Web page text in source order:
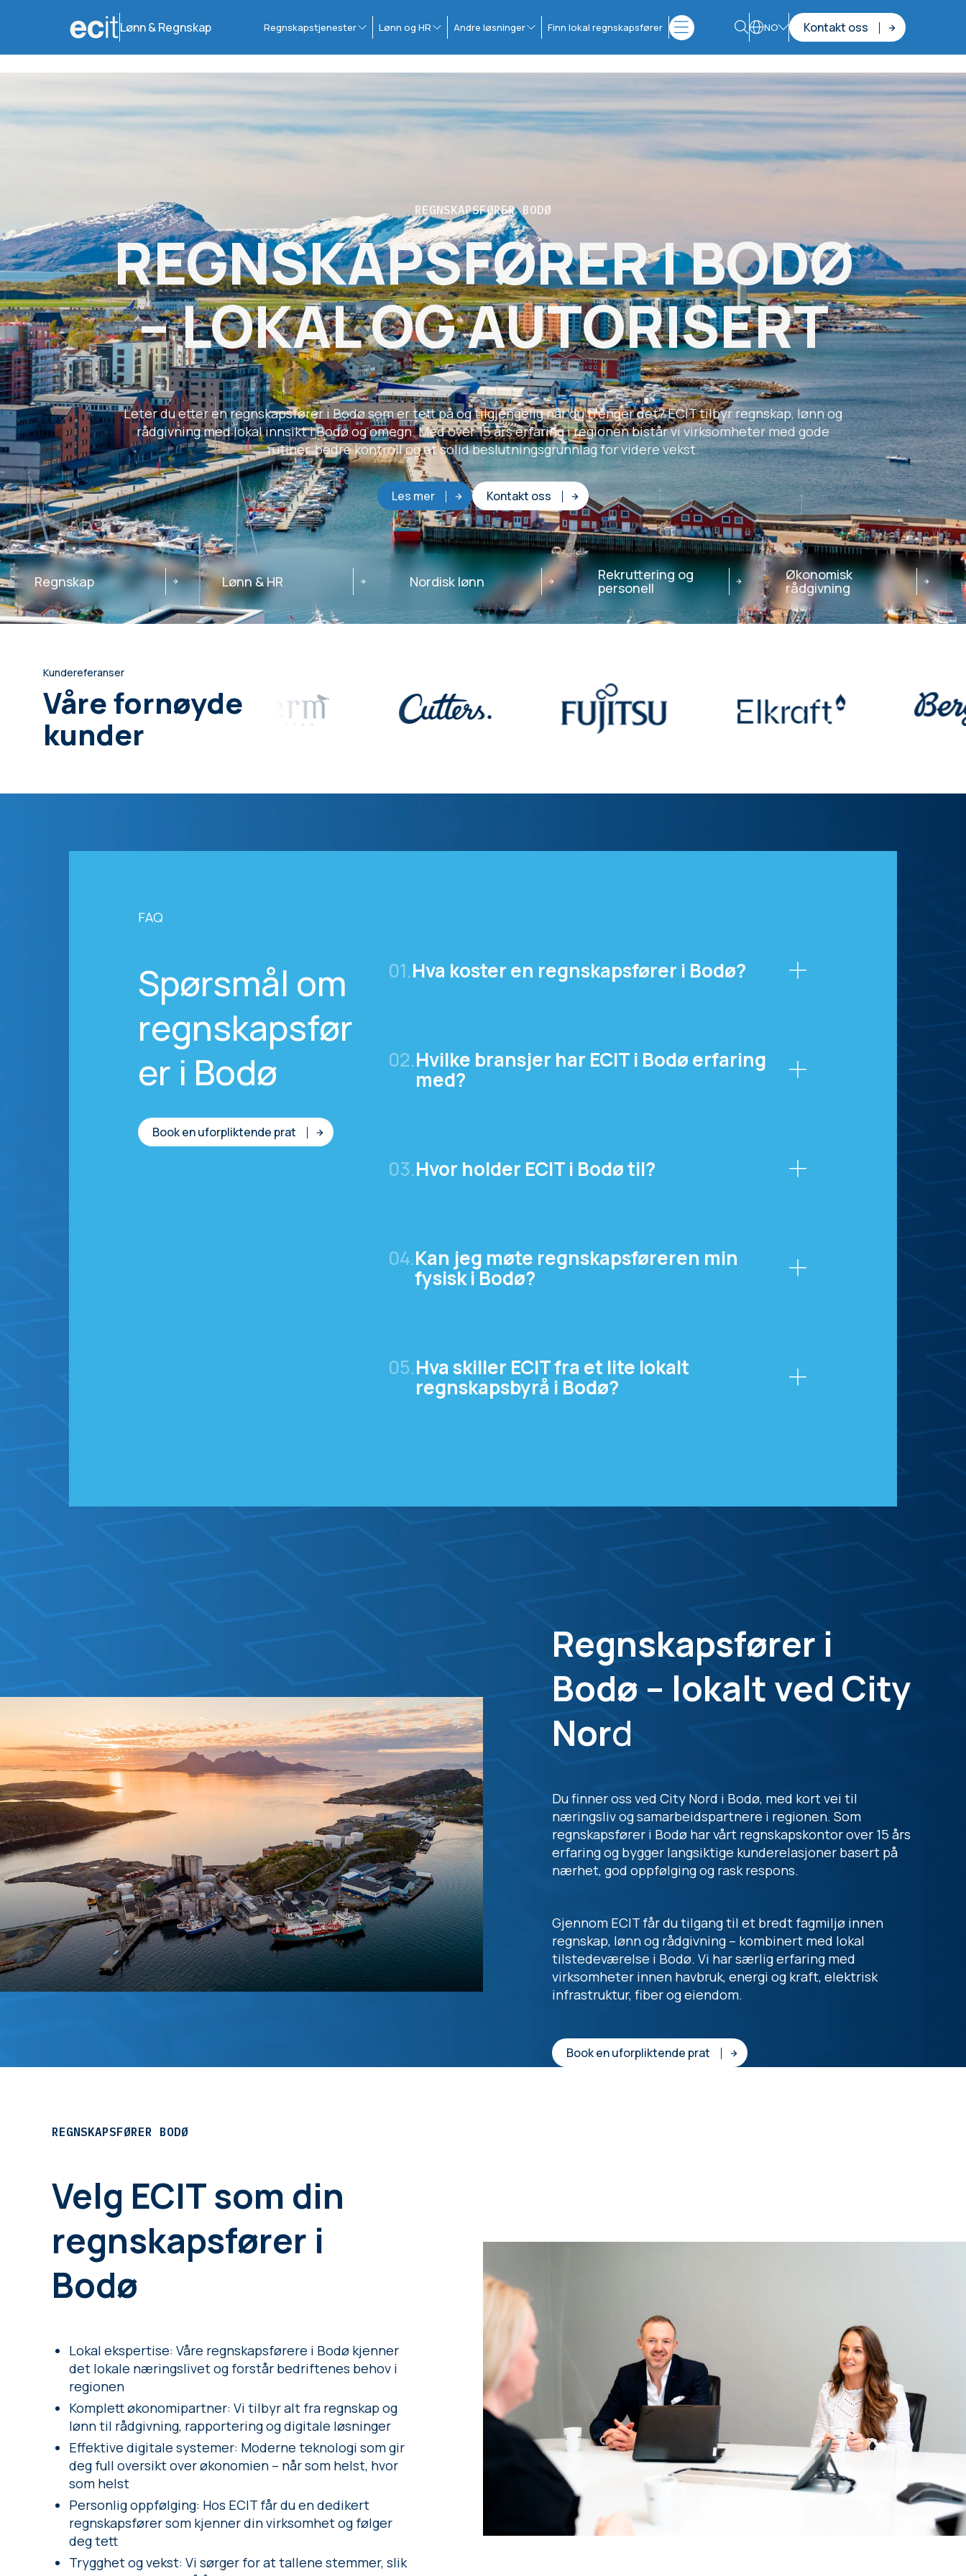
Lønn & Regnskap Regnskapstjenester Lønn og HR Andre løsninger Finn lokal regnskapsfører NO Kontakt oss
REGNSKAPSFØRER BODØ
REGNSKAPSFØRER I BODØ
– LOKAL OG AUTORISERT
Leter du etter en regnskapsfører i Bodø som er tett på og tilgjengelig når du trenger det? ECIT tilbyr regnskap, lønn og
rådgivning med lokal innsikt i Bodø og omegn. Med over 15 års erfaring i regionen bistår vi virksomheter med gode
rutiner, bedre kontroll og et solid beslutningsgrunnlag for videre vekst.
Les mer Kontakt oss
Regnskap Lønn & HR Nordisk lønn Rekruttering og
personell
Økonomisk
rådgivning
Kundereferanser
Våre fornøyde
kunder
FAQ
Spørsmål om
regnskapsfør
er i Bodø
Book en uforpliktende prat
01.Hva koster en regnskapsfører i Bodø?
02.Hvilke bransjer har ECIT i Bodø erfaring
med?
03.Hvor holder ECIT i Bodø til?
04.Kan jeg møte regnskapsføreren min
fysisk i Bodø?
05.Hva skiller ECIT fra et lite lokalt
regnskapsbyrå i Bodø?
Regnskapsfører i
Bodø – lokalt ved City
Nord
Du finner oss ved City Nord i Bodø, med kort vei til
næringsliv og samarbeidspartnere i regionen. Som
regnskapsfører i Bodø har vårt regnskapskontor over 15 års
erfaring og bygger langsiktige kunderelasjoner basert på
nærhet, god oppfølging og rask respons.
Gjennom ECIT får du tilgang til et bredt fagmiljø innen
regnskap, lønn og rådgivning – kombinert med lokal
tilstedeværelse i Bodø. Vi har særlig erfaring med
virksomheter innen havbruk, energi og kraft, elektrisk
infrastruktur, fiber og eiendom.
Book en uforpliktende prat
REGNSKAPSFØRER BODØ
Velg ECIT som din
regnskapsfører i
Bodø
Lokal ekspertise: Våre regnskapsførere i Bodø kjenner
det lokale næringslivet og forstår bedriftenes behov i
regionen
Komplett økonomipartner: Vi tilbyr alt fra regnskap og
lønn til rådgivning, rapportering og digitale løsninger
Effektive digitale systemer: Moderne teknologi som gir
deg full oversikt over økonomien – når som helst, hvor
som helst
Personlig oppfølging: Hos ECIT får du en dedikert
regnskapsfører som kjenner din virksomhet og følger
deg tett
Trygghet og vekst: Vi sørger for at tallene stemmer, slik